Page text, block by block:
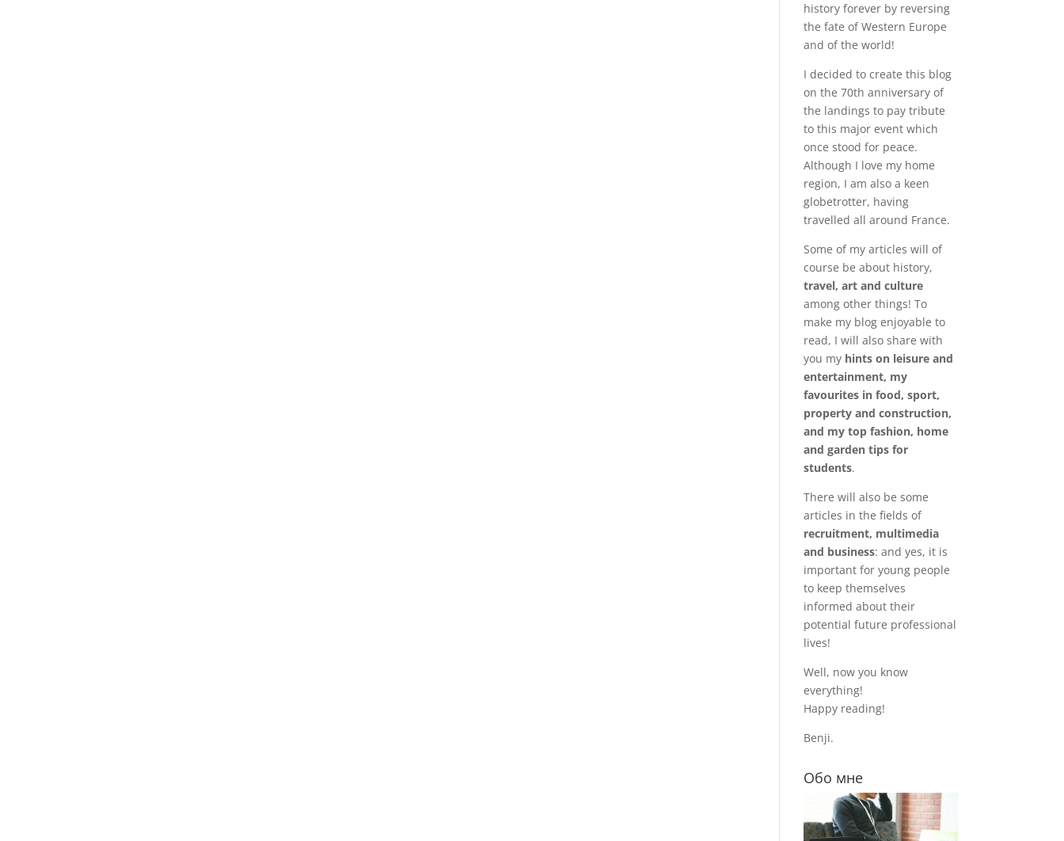
history forever by reversing
the fate of Western Europe
and of the world!
I decided to create this blog
on the 70th anniversary of
the landings to pay tribute
to this major event which
once stood for peace.
Although I love my home
region, I am also a keen
globetrotter, having
travelled all around France.
Some of my articles will of
course be about history,
travel, art and culture
among other things! To
make my blog enjoyable to
read, I will also share with
you my hints on leisure and
entertainment, my
favourites in food, sport,
property and construction,
and my top fashion, home
and garden tips for
students.
There will also be some
articles in the fields of
recruitment, multimedia
and business: and yes, it is
important for young people
to keep themselves
informed about their
potential future professional
lives!
Well, now you know
everything!
Happy reading!
Benji.
Обо мне